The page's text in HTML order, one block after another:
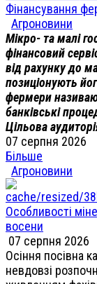
Фінансування
Агроновини
Мікро- та малі
фінансовий
від рахунку до
позиціонують
фермери
банківські
Цільова
07 серпня 2026
Більше
Агроновини
Особливості
восени
07 серпня 2026
Осіння посівна
невдовзі